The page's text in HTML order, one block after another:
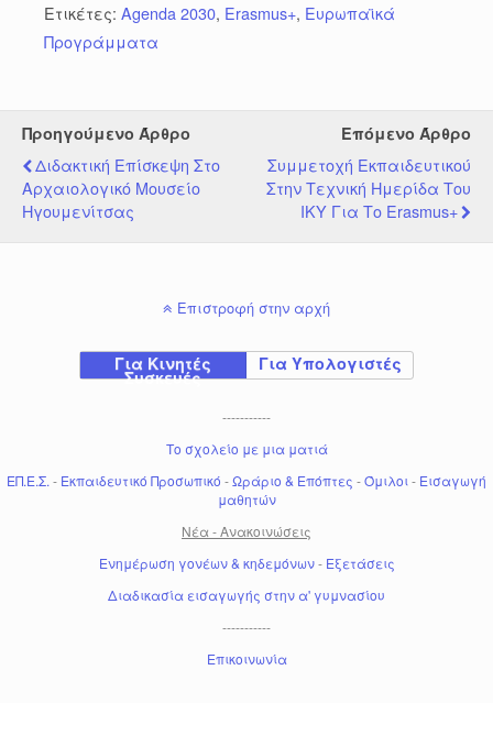
Ετικέτες: Agenda 2030, Erasmus+, Ευρωπαϊκά
Προγράμματα
Προηγούμενο Άρθρο
Διδακτική Επίσκεψη Στο
Αρχαιολογικό Μουσείο
Ηγουμενίτσας
Επόμενο Άρθρο
Συμμετοχή Εκπαιδευτικού
Στην Τεχνική Ημερίδα Του
ΙΚΥ Για Το Erasmus+
Επιστροφή στην αρχή
Για Κινητές
Συσκευές
Για Υπολογιστές
-----------
Το σχολείο με μια ματιά
ΕΠ.Ε.Σ. - Εκπαιδευτικό Προσωπικό -Ωράριο & Επόπτες -Όμιλοι- Εισαγωγή
μαθητών
Νέα - Ανακοινώσεις
Ενημέρωση γονέων & κηδεμόνων- Εξετάσεις
Διαδικασία εισαγωγής στην α' γυμνασίου
-----------
Επικοινωνία